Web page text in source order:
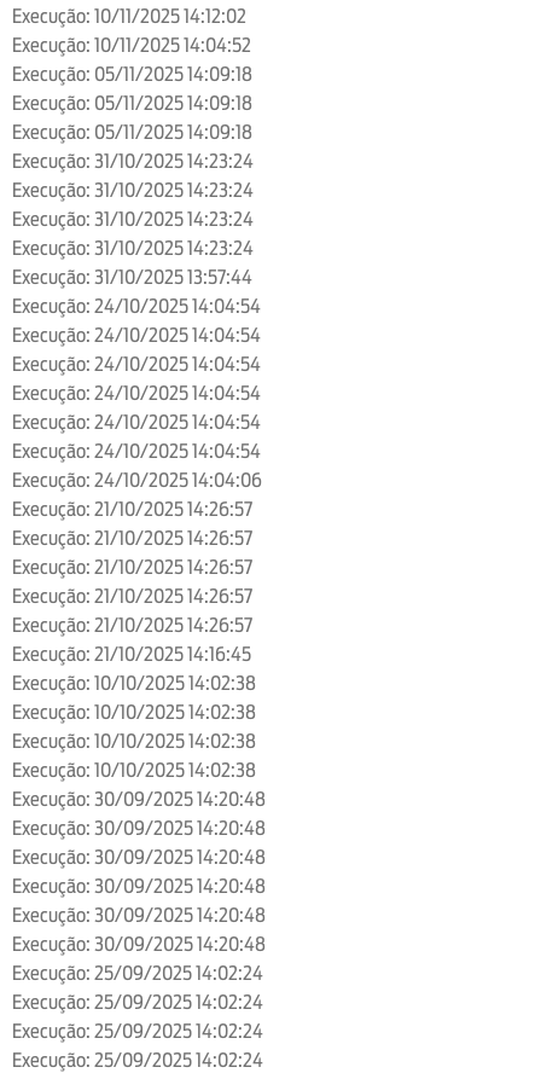
Execução: 10/11/2025 14:12:02
Execução: 10/11/2025 14:04:52
Execução: 05/11/2025 14:09:18
Execução: 05/11/2025 14:09:18
Execução: 05/11/2025 14:09:18
Execução: 31/10/2025 14:23:24
Execução: 31/10/2025 14:23:24
Execução: 31/10/2025 14:23:24
Execução: 31/10/2025 14:23:24
Execução: 31/10/2025 13:57:44
Execução: 24/10/2025 14:04:54
Execução: 24/10/2025 14:04:54
Execução: 24/10/2025 14:04:54
Execução: 24/10/2025 14:04:54
Execução: 24/10/2025 14:04:54
Execução: 24/10/2025 14:04:54
Execução: 24/10/2025 14:04:06
Execução: 21/10/2025 14:26:57
Execução: 21/10/2025 14:26:57
Execução: 21/10/2025 14:26:57
Execução: 21/10/2025 14:26:57
Execução: 21/10/2025 14:26:57
Execução: 21/10/2025 14:16:45
Execução: 10/10/2025 14:02:38
Execução: 10/10/2025 14:02:38
Execução: 10/10/2025 14:02:38
Execução: 10/10/2025 14:02:38
Execução: 30/09/2025 14:20:48
Execução: 30/09/2025 14:20:48
Execução: 30/09/2025 14:20:48
Execução: 30/09/2025 14:20:48
Execução: 30/09/2025 14:20:48
Execução: 30/09/2025 14:20:48
Execução: 25/09/2025 14:02:24
Execução: 25/09/2025 14:02:24
Execução: 25/09/2025 14:02:24
Execução: 25/09/2025 14:02:24